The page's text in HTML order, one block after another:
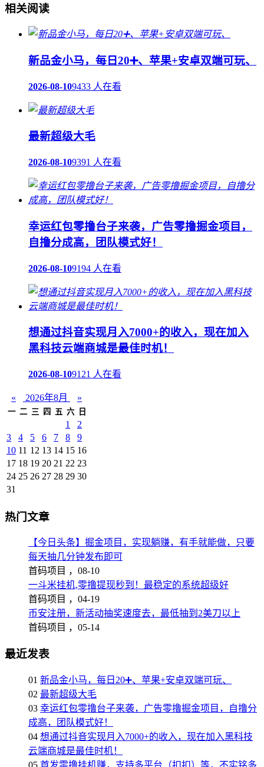
相关阅读
新品金小马，每日20➕、苹果+安卓双端可玩、
2026-08-109433 人在看
最新超级大毛
2026-08-109391 人在看
幸运红包零撸台子来袭，广告零撸掘金项目，
自撸分成高，团队模式好！
2026-08-109194 人在看
想通过抖音实现月入7000+的收入，现在加入
黑科技云端商城是最佳时机！
2026-08-109121 人在看
« 2026年8月 »
一 二 三 四 五 六 日
1
2
3
4 5 6 7 8
9
10 11 12 13 14 15 16
17 18 19 20 21 22 23
24 25 26 27 28 29 30
31
热门文章
【今日头条】掘金项目，实现躺赚，有手就能做，只要
每天抽几分钟发布即可
首码项目 ， 08-10
一斗米挂机,零撸提现秒到！最稳定的系统超级好
首码项目 ， 04-19
币安注册，新活动抽奖速度去，最低抽到2美刀以上
首码项目 ， 05-14
最近发表
01 新品金小马，每日20➕、苹果+安卓双端可玩、
02 最新超级大毛
03 幸运红包零撸台子来袭，广告零撸掘金项目，自撸分
成高，团队模式好！
04 想通过抖音实现月入7000+的收入，现在加入黑科技
云端商城是最佳时机！
05 首发零撸挂机赚，支持多平台（扣扣）等，不实铭多